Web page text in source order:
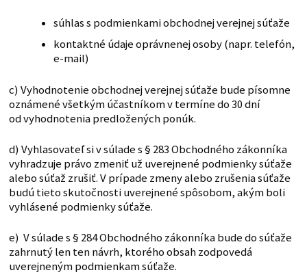
súhlas s podmienkami obchodnej verejnej súťaže
kontaktné údaje oprávnenej osoby (napr. telefón,
e-mail)
c) Vyhodnotenie obchodnej verejnej súťaže bude písomne
oznámené všetkým účastníkom v termíne do 30 dní
od vyhodnotenia predložených ponúk.
d) Vyhlasovateľ si v súlade s § 283 Obchodného zákonníka
vyhradzuje právo zmeniť už uverejnené podmienky súťaže
alebo súťaž zrušiť. V prípade zmeny alebo zrušenia súťaže
budú tieto skutočnosti uverejnené spôsobom, akým boli
vyhlásené podmienky súťaže.
e) V súlade s § 284 Obchodného zákonníka bude do súťaže
zahrnutý len ten návrh, ktorého obsah zodpovedá
uverejneným podmienkam súťaže.